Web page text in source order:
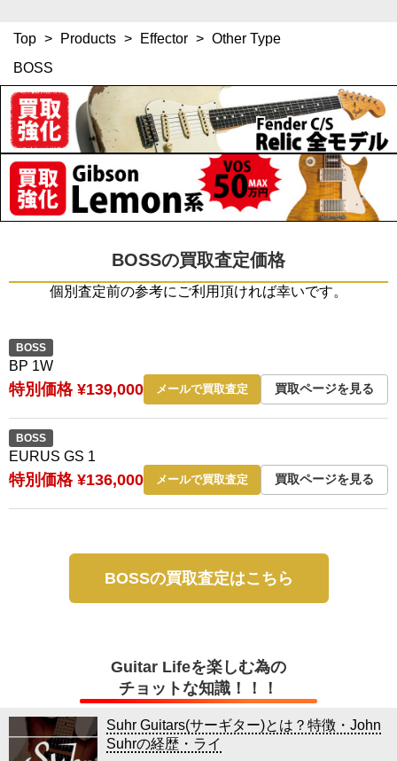
Top > Products > Effector > Other Type
BOSS
BOSSの買取査定価格
個別査定前の参考にご利用頂ければ幸いです。
BOSS
BP 1W
特別価格 ¥139,000 メールで買取査定 買取ページを見る
BOSS
EURUS GS 1
特別価格 ¥136,000 メールで買取査定 買取ページを見る
BOSSの買取査定はこちら
Guitar Lifeを楽しむ為の
チョットな知識！！！
Suhr Guitars(サーギター)とは？特徴・John
Suhrの経歴・ライ